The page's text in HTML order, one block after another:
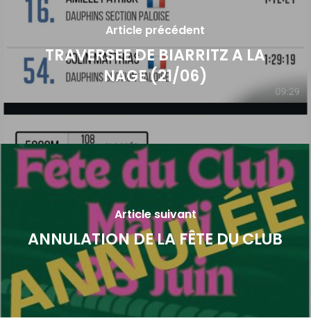
Article précédent
TRAVERSEE DE BIARRITZ A LA
NAGE (21/06)
Article suivant
ANNULATION DE LA FÊTE DU CLUB